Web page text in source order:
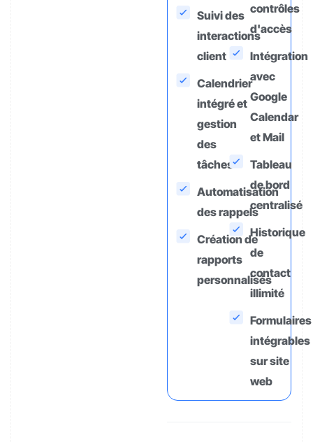
Suivi des
interactions
client
Calendrier
intégré et
gestion
des
tâches
Automatisation
des rappels
Création de
rapports
personnalisés
contrôles
d'accès
Intégration
avec
Google
Calendar
et Mail
Tableau
de bord
centralisé
Historique
de
contact
illimité
Formulaires
intégrables
sur site
web